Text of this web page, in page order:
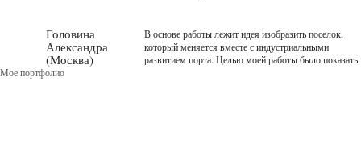
Головина
Александра
(Москва)
Мое портфолио
В основе работы лежит идея изобразить поселок,
который меняется вместе с индустриальными
развитием порта. Целью моей работы было показать